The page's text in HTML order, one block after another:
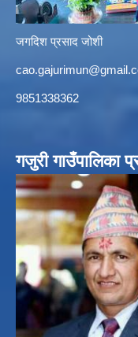
जगदिश प्रसाद जोशी
9851338362
गजुरी गाउँपालिका